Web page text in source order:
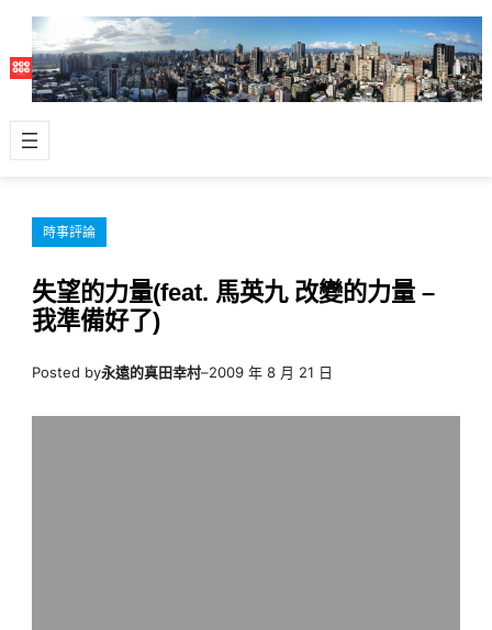
主
容
時事評論
失望的力量(feat. 馬英九 改變的力量 –
我準備好了)
Posted by永遠的真田幸村–2009 年 8 月 21 日